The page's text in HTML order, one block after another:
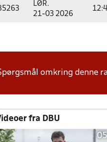
LØR.
21-03 2026
omkring denne
fra DBU